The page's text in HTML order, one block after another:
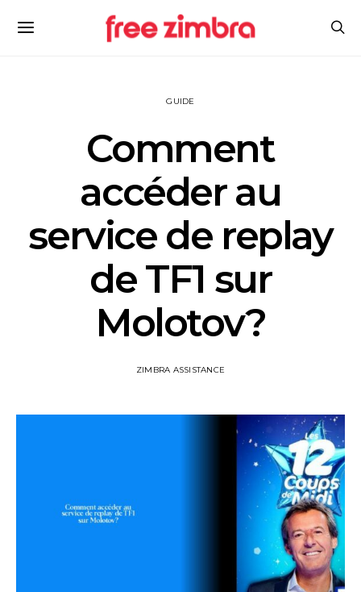
GUIDE
Comment
accéder au
service de replay
de TF1 sur
Molotov?
ZIMBRA ASSISTANCE